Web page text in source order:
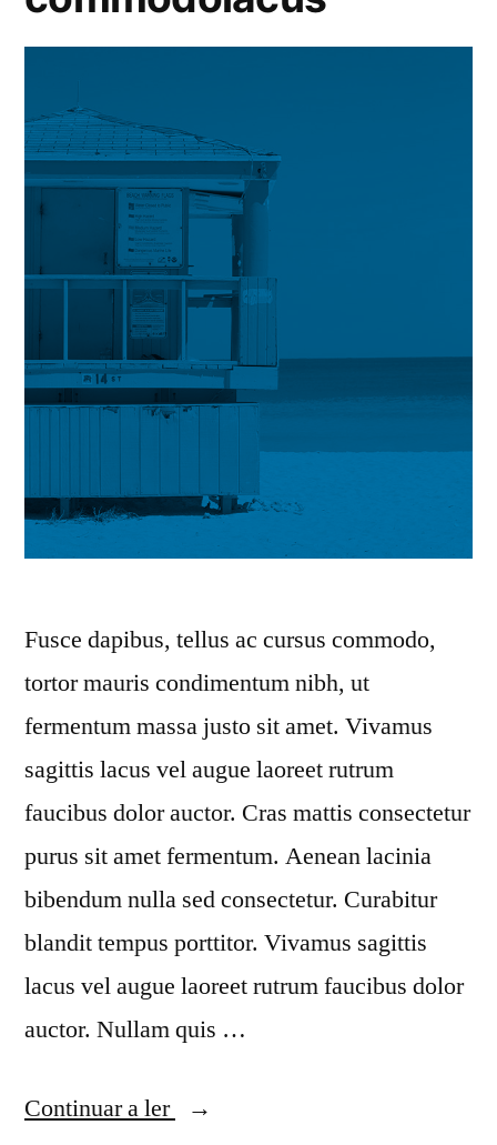
Fusce dapibus, tellus ac cursus commodo,
tortor mauris condimentum nibh, ut
fermentum massa justo sit amet. Vivamus
sagittis lacus vel augue laoreet rutrum
faucibus dolor auctor. Cras mattis consectetur
purus sit amet fermentum. Aenean lacinia
bibendum nulla sed consectetur. Curabitur
blandit tempus porttitor. Vivamus sagittis
lacus vel augue laoreet rutrum faucibus dolor
auctor. Nullam quis …
Continuar a ler
“Morbi